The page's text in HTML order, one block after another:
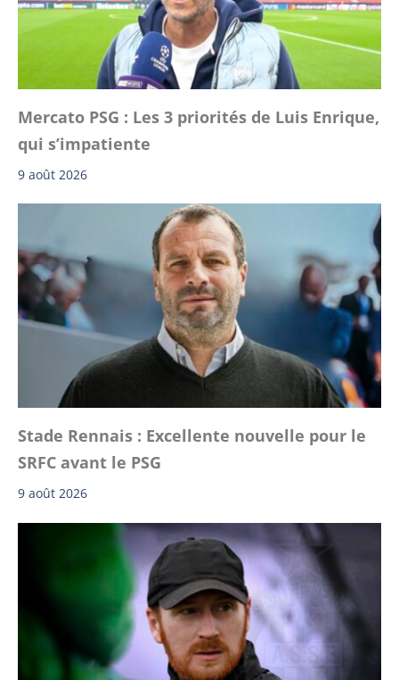
Mercato PSG : Les 3 priorités de Luis Enrique,
qui s’impatiente
9 août 2026
Stade Rennais : Excellente nouvelle pour le
SRFC avant le PSG
9 août 2026